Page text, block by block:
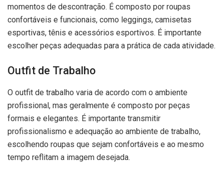
momentos de descontração. É composto por roupas
confortáveis e funcionais, como leggings, camisetas
esportivas, tênis e acessórios esportivos. É importante
escolher peças adequadas para a prática de cada atividade.
Outfit de Trabalho
O outfit de trabalho varia de acordo com o ambiente
profissional, mas geralmente é composto por peças
formais e elegantes. É importante transmitir
profissionalismo e adequação ao ambiente de trabalho,
escolhendo roupas que sejam confortáveis e ao mesmo
tempo reflitam a imagem desejada.